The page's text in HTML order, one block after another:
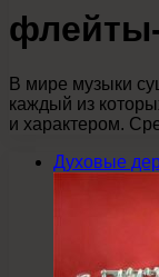
В мире музыки
каждый из
и характером.
Духовые